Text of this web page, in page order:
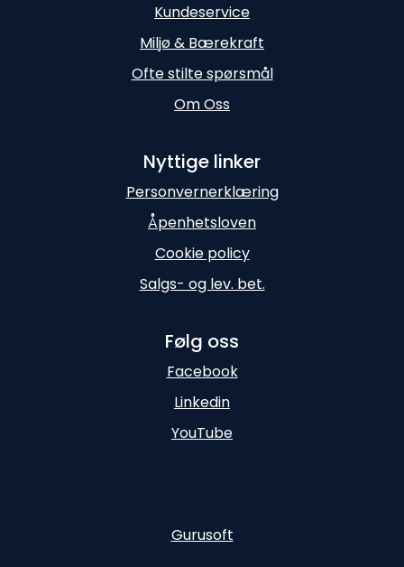
Kundeservice
Miljø & Bærekraft
Ofte stilte spørsmål
Om Oss
Nyttige linker
Personvernerklæring
Åpenhetsloven
Cookie policy
Salgs- og lev. bet.
Følg oss
Facebook
Linkedin
YouTube
Gurusoft